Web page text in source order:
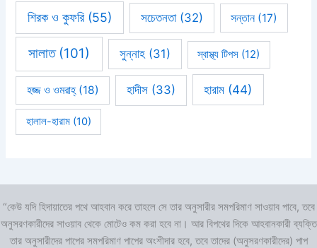
শিরক ও কুফরি(55) সচেতনতা(32) সন্তান(17)
সালাত(101) সুন্নাহ (31) স্বাস্থ্য টিপস (12)
হজ্জ ও ওমরাহ্‌(18) হাদীস(33) হারাম (44)
হালাল-হারাম(10)
“কেউ যদি হিদায়াতের পথে আহবান করে তাহলে সে তার অনুসারীর সমপরিমাণ সাওয়াব পাবে, তবে
অনুসরণকারীদের সাওয়াব থেকে মোটেও কম করা হবে না। আর বিপথের দিকে আহবানকারী ব্যক্তি
তার অনুসারীদের পাপের সমপরিমাণ পাপের অংশীদার হবে, তবে তাদের (অনুসরণকারীদের) পাপ